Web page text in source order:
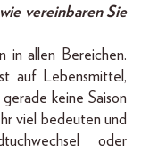
vereinbaren Sie
in allen Bereichen.
auf Lebensmittel,
keine Saison
viel bedeuten und
oder